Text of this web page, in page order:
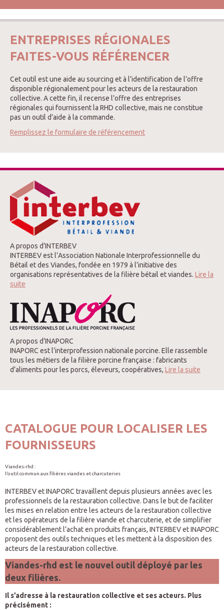
ENTREPRISES RÉGIONALES
FAITES-VOUS RÉFÉRENCER
Cet outil est une aide au sourcing et à l’identification de l’offre
disponible régionalement pour les acteurs de la restauration
collective. A cette fin, il recense l’offre des entreprises
régionales qui fournissent la RHD collective, mais ne constitue
pas un outil d’aide à la commande.
Remplissez le formulaire de référencement
A propos d’INTERBEV
INTERBEV est l’Association Nationale Interprofessionnelle du
Bétail et des Viandes, fondée en 1979 à l’initiative des
organisations représentatives de la filière bétail et viandes. Lire la
suite
A propos d’INAPORC
INAPORC est l’interprofession nationale porcine. Elle rassemble
tous les métiers de la filière porcine française : fabricants
d’aliments pour les porcs, éleveurs, coopératives, Lire la suite
CATALOGUE POUR LOCALISER LES
FOURNISSEURS
Viandes-rhd :
l’outil commun aux filières viandes et charcuteries
INTERBEV et INAPORC travaillent depuis plusieurs années avec les
professionnels de la restauration collective. Dans le but de faciliter
les mises en relation entre les acteurs de la restauration collective
et les opérateurs de la filière viande et charcuterie, et de simplifier
considérablement l’achat en produits français, INTERBEV et INAPORC
proposent des outils techniques et les mettent à la disposition des
acteurs de la restauration collective.
Viandes-rhd est le nouvel outil déployé par les
deux filières.
Il s’adresse à la restauration collective et ses acteurs. Plus
précisément :